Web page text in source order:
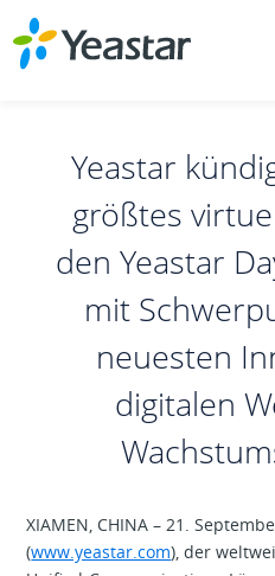
Yeastar
größtes
den Yeastar
mit
neuesten
digitalen
XIAMEN, CHINA – 21.
(www.yeastar.com), der